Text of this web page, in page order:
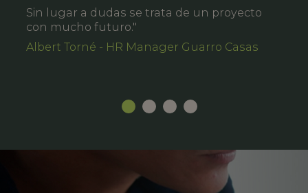
Sin lugar a dudas se trata de un proyecto
con mucho futuro."
Albert Torné - HR Manager Guarro Casas